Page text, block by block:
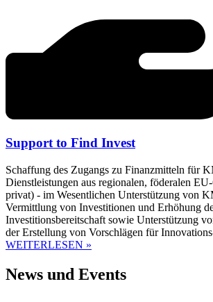
Support to Find Invest
Schaffung des Zugangs zu Finanzmitteln für
Dienstleistungen aus regionalen, föderalen
privat) - im Wesentlichen Unterstützung von
Vermittlung von Investitionen und Erhöhung
Investitionsbereitschaft sowie Unterstützung
der Erstellung von Vorschlägen für
WEITERLESEN »
News und Events